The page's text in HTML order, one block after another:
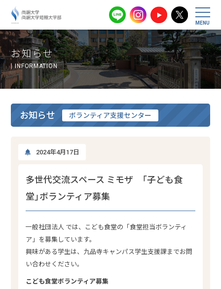
尚絅大学・尚
お知らせ
INFORMATION
お知らせ ボランティア支援センター
2024年4月17日
多世代交流スペース ミモザ 「子ども食
堂」ボランティア募集
一般社団法人 では、こども食堂の「食堂担当ボランティ
ア」を募集しています。
興味がある学生は、九品寺キャンパス学生支援課までお問
い合わせください。
こども食堂ボランティア募集